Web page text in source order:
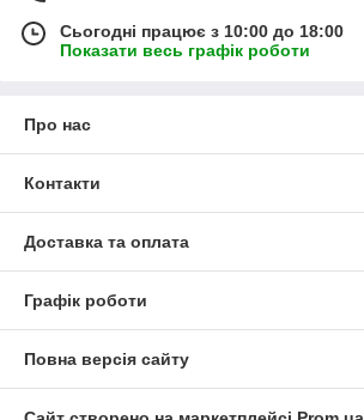
Сьогодні працює з 10:00 до 18:00
Показати весь графік роботи
Про нас
Контакти
Доставка та оплата
Графік роботи
Повна версія сайту